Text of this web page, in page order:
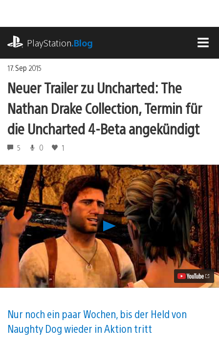
springen
PlayStation.Blog
17. Sep 2015
Neuer Trailer zu Uncharted: The
Nathan Drake Collection, Termin für
die Uncharted 4-Beta angekündigt
5 0 1
Neuer
Trailer
zu
Uncharted:
The
Nathan
Drake
Collection,
die
Uncharted
4-
Nur noch ein paar Wochen, bis der Held von
Naughty Dog wieder in Aktion tritt